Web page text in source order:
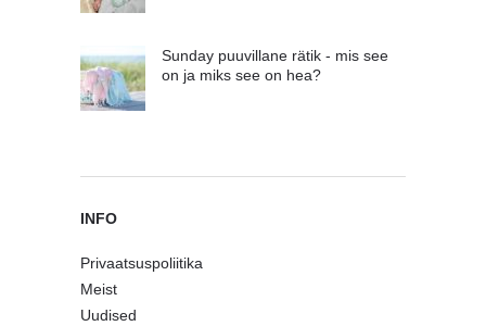
Sunday puuvillane rätik - mis see
on ja miks see on hea?
INFO
Privaatsuspoliitika
Meist
Uudised